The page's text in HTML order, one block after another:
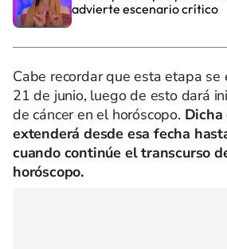
advierte escenario crítico
Cabe recordar que esta etapa
21 de junio, luego de esto dará
de cáncer en el horóscopo. Dicha
extenderá desde esa fecha
cuando continúe el transcurso
horóscopo.